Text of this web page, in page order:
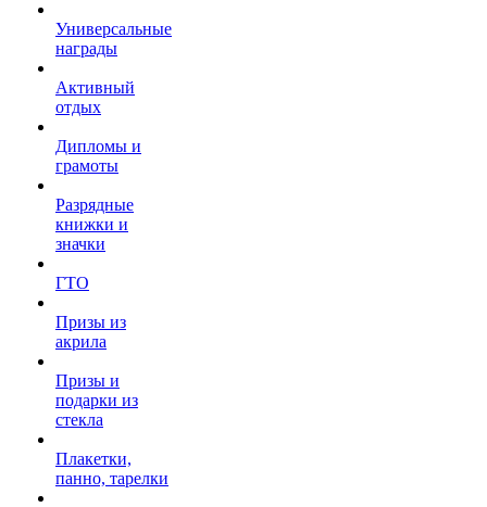
Универсальные
награды
Активный
отдых
Дипломы и
грамоты
Разрядные
книжки и
значки
ГТО
Призы из
акрила
Призы и
подарки из
стекла
Плакетки,
панно, тарелки